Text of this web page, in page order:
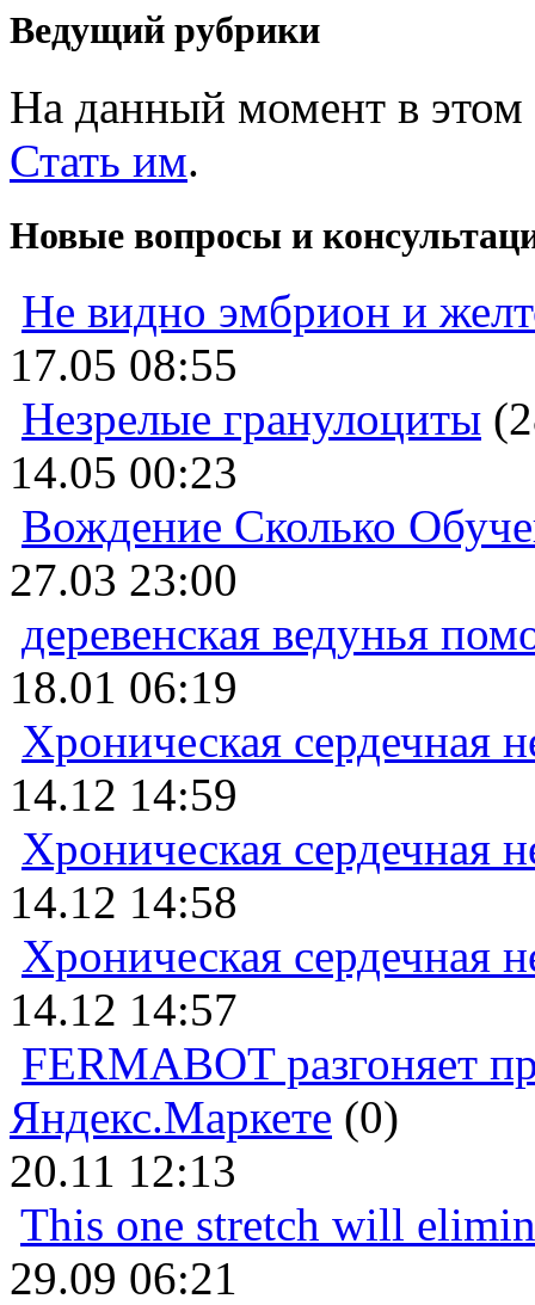
Ведущий рубрики
На данный момент в этом
Стать им.
Новые вопросы и
Не видно эмбрион и
17.05 08:55
Незрелые гранулоциты
14.05 00:23
Вождение Сколько
27.03 23:00
деревенская ведунья
18.01 06:19
Хроническая сердечная
14.12 14:59
Хроническая сердечная
14.12 14:58
Хроническая сердечная
14.12 14:57
FERMABOT разгоняет
Яндекс.Маркете (0)
20.11 12:13
This one stretch will
29.09 06:21